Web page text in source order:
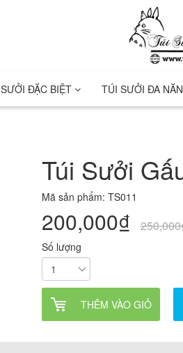
ĐẶC BIỆT TÚI SƯỞI ĐA
Túi Sưởi
Mã sản phẩm: TS011
200,000₫
Số lượng
THÊM VÀO GIỎ